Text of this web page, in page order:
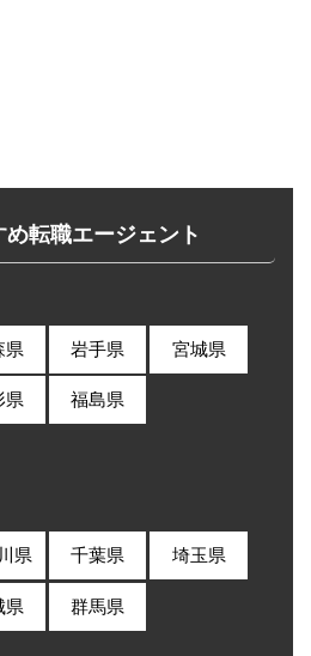
転職エージェント
県 岩手県 宮城県
県 福島県
県 千葉県 埼玉県
県 群馬県